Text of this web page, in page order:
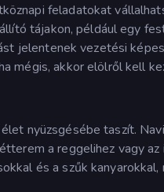
feladatokat
tájakon, például egy
jelentenek vezetési
mégis, akkor elölről kell
nyüzsgésébe taszít.
a reggelihez vagy
és a szűk